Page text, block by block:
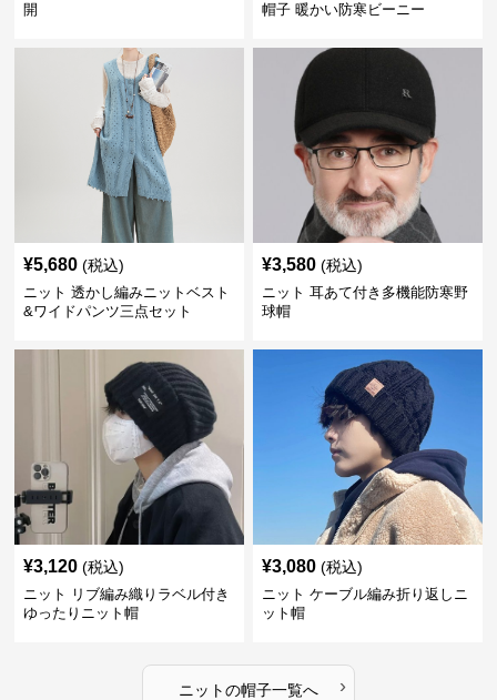
開
帽子 暖かい防寒ビーニー
¥5,680 (税込)
ニット 透かし編みニットベスト
&ワイドパンツ三点セット
¥3,580 (税込)
ニット 耳あて付き多機能防寒野
球帽
¥3,120 (税込)
ニット リブ編み織りラベル付き
ゆったりニット帽
¥3,080 (税込)
ニット ケーブル編み折り返しニ
ット帽
ニットの帽子一覧へ ›